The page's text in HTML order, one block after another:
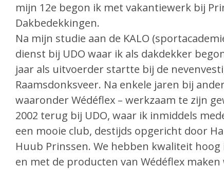
mijn 12e begon ik met vakantiewerk bij
Dakbedekkingen.
Na mijn studie aan de KALO
dienst bij UDO waar ik als dakdekker
jaar als uitvoerder startte bij de
Raamsdonksveer. Na enkele jaren bij
waaronder Wédéflex – werkzaam te zijn
2002 terug bij UDO, waar ik inmiddels
een mooie club, destijds opgericht door
Huub Prinssen. We hebben kwaliteit
en met de producten van Wédéflex maken